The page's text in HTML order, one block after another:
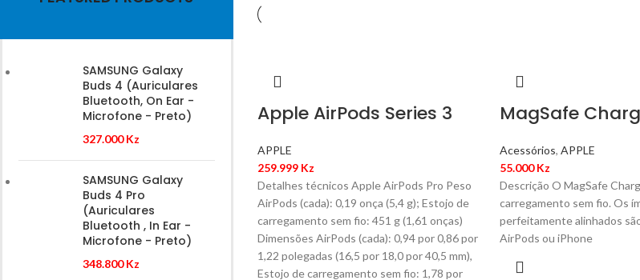
Home 2021
Read More
SAMSUNG Galaxy
Buds 4 (Auriculares
Bluetooth, On Ear -
Microfone - Preto)
327.000Kz
SAMSUNG Galaxy
Buds 4 Pro
(Auriculares
Bluetooth , In Ear -
Microfone - Preto)
348.800Kz
Apple AirPods Series 3
APPLE
259.999 Kz
Detalhes técnicos Apple AirPods Pro Peso
AirPods (cada): 0,19 onça (5,4 g); Estojo de
carregamento sem fio: 451 g (1,61 onças)
Dimensões AirPods (cada): 0,94 por 0,86 por
1,22 polegadas (16,5 por 18,0 por 40,5 mm),
Estojo de carregamento sem fio: 1,78 por
MagSafe
Acessórios, APPLE
55.000Kz
Descrição O MagSafe
carregamento sem fio. Os
perfeitamente alinhados
AirPods ou iPhone